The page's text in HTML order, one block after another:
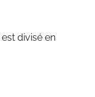
divisé en